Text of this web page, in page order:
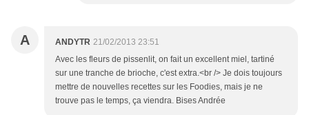
A ANDYTR 21/02/2013 23:51
Avec les fleurs de pissenlit, on fait un excellent miel, tartiné
sur une tranche de brioche, c'est extra.<br /> Je dois toujours
mettre de nouvelles recettes sur les Foodies, mais je ne
trouve pas le temps, ça viendra. Bises Andrée